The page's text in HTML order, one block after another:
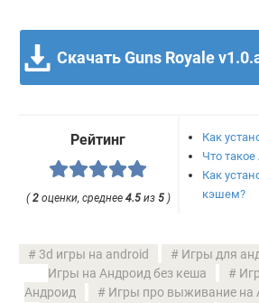
Скачать Guns Royale
Рейтинг
( 2оценки, среднее 4.5из 5)
Как
Что
Как
кэшем?
3d игры на android
Игры для
Игры на Андроид без кеша
Андроид
Игры про выживание на